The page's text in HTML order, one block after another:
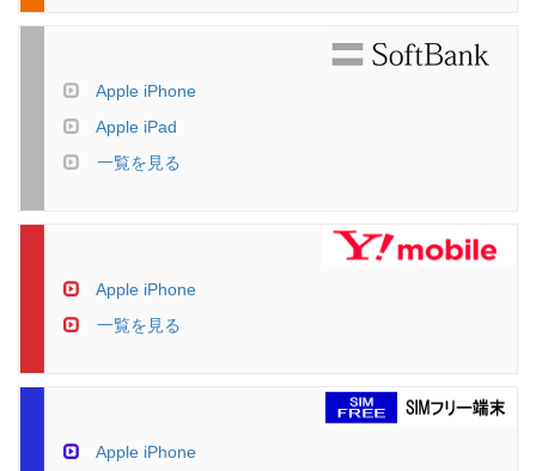
Apple iPhone
Apple iPad
一覧を見る
Apple iPhone
一覧を見る
Apple iPhone